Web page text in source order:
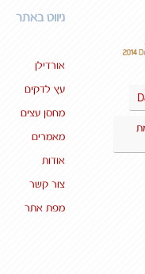
ניווט באתר
אורדילן
עץ לדקים
מחסן עצים
מאמרים
אודות
צור קשר
מפת אתר